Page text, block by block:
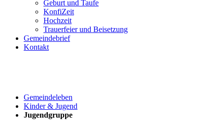
Geburt und Taufe
KonfiZeit
Hochzeit
Trauerfeier und Beisetzung
Gemeindebrief
Kontakt
Gemeindeleben
Kinder & Jugend
Jugendgruppe